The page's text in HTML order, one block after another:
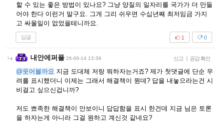
할 수 있는 좋은 방법이 있나요? 그냥 양질의 일자리를 국가가 더 만들
어야 한다 이런거 말구요. 그게 그리 쉬우면 수십년째 최저임금 가지
고 싸울일이 없었을테니까요.
답글 0
1
내안에퍼플 26-06-14 13:39 신고 공감 확인
@웃어볼까요 지금 도대체 저랑 뭐하자는거죠? 제가 첫댓글에 단순 우
려를 표시했더니 이제는 그래서 해결책이 뭔데? 답을 내놓으라는건 시
비걸고 싶으신겁니까?
저도 뾰족한 해결책이 안보이니 답답함을 표시 한건데 지금 님은 토론
을 하자는게 아니라 그걸 원하고 계신것 같네요?